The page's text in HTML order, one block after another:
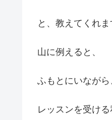
と、教えてくれま
山に例えると、
ふもとにいながら
レッスンを受け